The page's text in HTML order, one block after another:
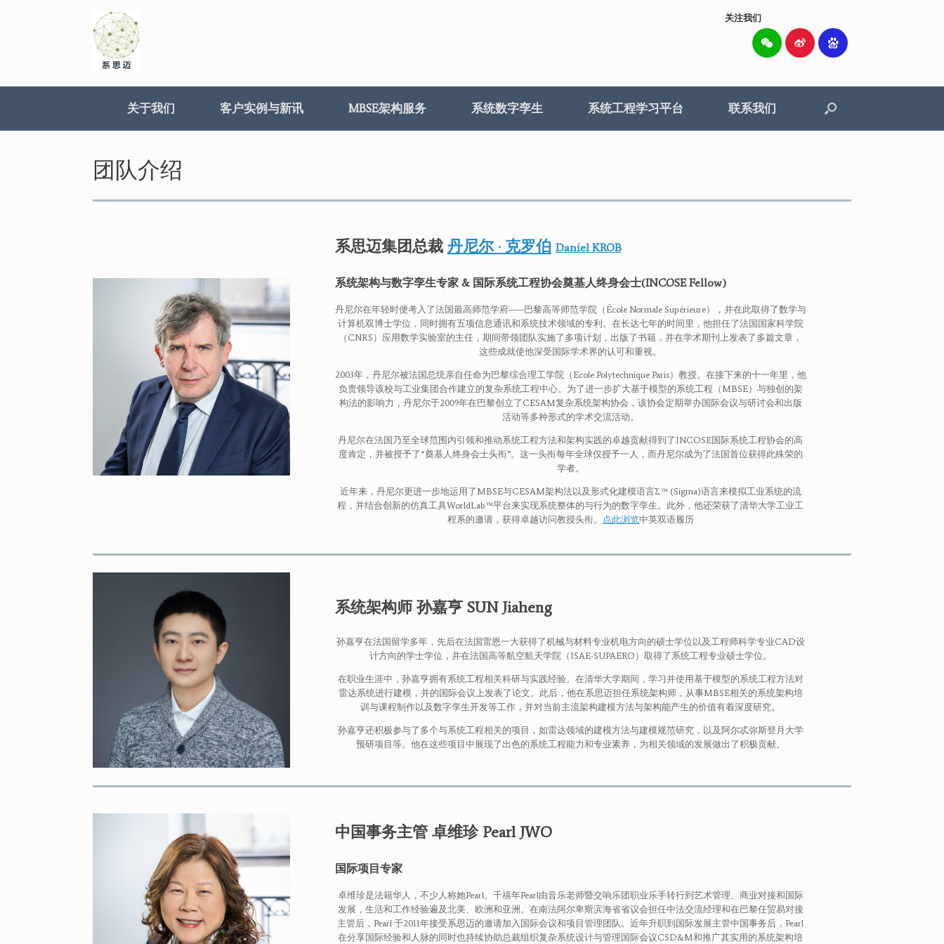
关注我们
关于我们 客户实例与新讯 MBSE架构服务 系统数字孪生 系统工程学习平台 联系我们
团队介绍
系思迈集团总裁 丹尼尔 · 克罗伯 Daniel KROB
系统架构与数字孪生专家 & 国际系统工程协会奠基人终身会士(INCOSE Fellow)
丹尼尔在年轻时便考入了法国最高师范学府——巴黎高等师范学院（École Normale Supérieure），并在此取得了数学与
计算机双博士学位，同时拥有五项信息通讯和系统技术领域的专利。在长达七年的时间里，他担任了法国国家科学院
（CNRS）应用数学实验室的主任，期间带领团队实施了多项计划，出版了书籍，并在学术期刊上发表了多篇文章，
这些成就使他深受国际学术界的认可和重视。
2003年，丹尼尔被法国总统亲自任命为巴黎综合理工学院（Ecole Polytechnique Paris）教授。在接下来的十一年里，他
负责领导该校与工业集团合作建立的复杂系统工程中心。为了进一步扩大基于模型的系统工程（MBSE）与独创的架
构法的影响力，丹尼尔于2009年在巴黎创立了CESAM复杂系统架构协会，该协会定期举办国际会议与研讨会和出版
活动等多种形式的学术交流活动。
丹尼尔在法国乃至全球范围内引领和推动系统工程方法和架构实践的卓越贡献得到了INCOSE国际系统工程协会的高
度肯定，并被授予了“奠基人终身会士头衔”。这一头衔每年全球仅授予一人，而丹尼尔成为了法国首位获得此殊荣的
学者。
近年来，丹尼尔更进一步地运用了MBSE与CESAM架构法以及形式化建模语言Σ™ (Sigma)语言来模拟工业系统的流
程，并结合创新的仿真工具WorldLab™平台来实现系统整体的与行为的数字孪生。此外，他还荣获了清华大学工业工
程系的邀请，获得卓越访问教授头衔。
点此浏览中英双语履历
系统架构师 孙嘉亨 SUN Jiaheng
孙嘉亨在法国留学多年，先后在法国雷恩一大获得了机械与材料专业机电方向的硕士学位以及工程师科学专业CAD设
计方向的学士学位，并在法国高等航空航天学院（ISAE-SUPAERO）取得了系统工程专业硕士学位。
在职业生涯中，孙嘉亨拥有系统工程相关科研与实践经验。在清华大学期间，学习并使用基于模型的系统工程方法对
雷达系统进行建模，并的国际会议上发表了论文。此后，他在系思迈担任系统架构师，从事MBSE相关的系统架构培
训与课程制作以及数字孪生开发等工作，并对当前主流架构建模方法与架构能产生的价值有着深度研究。
孙嘉亨还积极参与了多个与系统工程相关的项目，如雷达领域的建模方法与建模规范研究，以及阿尔忒弥斯登月大学
预研项目等。他在这些项目中展现了出色的系统工程能力和专业素养，为相关领域的发展做出了积极贡献。
中国事务主管 卓维珍 Pearl JWO
国际项目专家
卓维珍是法籍华人，不少人称她Pearl。千禧年Pearl由音乐老师暨交响乐团职业乐手转行到艺术管理、商业对接和国际
发展，生活和工作经验遍及北美、欧洲和亚洲。在南法阿尔卑斯滨海省省议会担任中法交流经理和在巴黎任贸易对接
主管后，Pearl 于2011年接受系思迈的邀请加入国际会议和项目管理团队。近年升职到国际发展主管中国事务后，Pearl
在分享国际经验和人脉的同时也持续协助总裁组织复杂系统设计与管理国际会议CSD&M和推广其实用的系统架构培